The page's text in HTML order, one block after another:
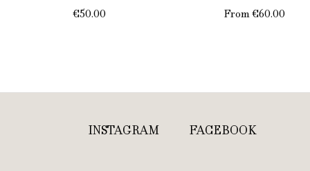
€50.00
From€60.00
INSTAGRAM FACEBOOK